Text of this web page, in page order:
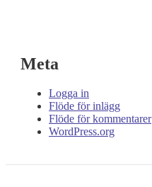
Meta
Logga in
Flöde för inlägg
Flöde för kommentarer
WordPress.org